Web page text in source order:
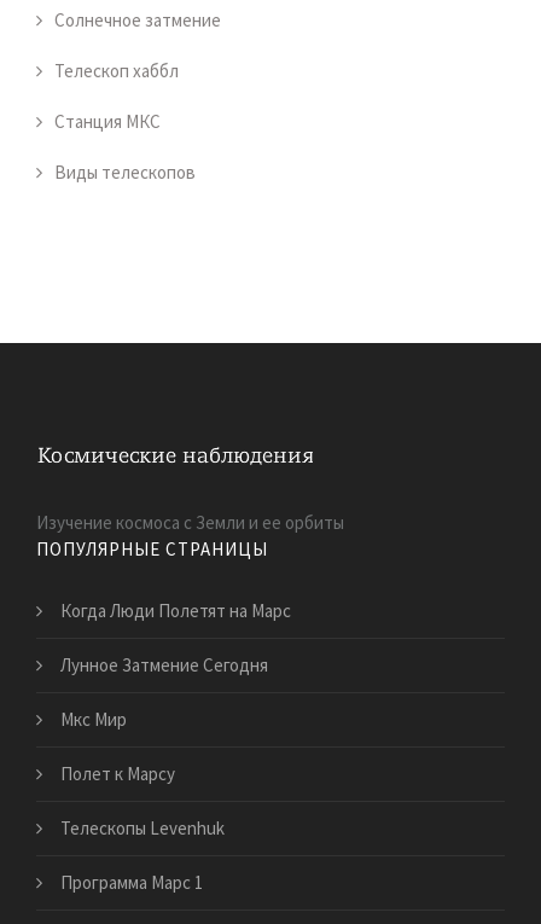
Солнечное затмение
Телескоп хаббл
Станция МКС
Виды телескопов
Изучение космоса с Земли и ее орбиты
ПОПУЛЯРНЫЕ СТРАНИЦЫ
Когда Люди Полетят на Марс
Лунное Затмение Сегодня
Мкс Мир
Полет к Марсу
Телескопы Levenhuk
Программа Марс 1